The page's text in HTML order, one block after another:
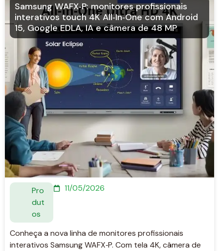
Samsung WAFX‑P: monitores profissionais
interativos touch 4K All‑In‑One com Android
15, Google EDLA, IA e câmera de 48 MP
Pro
dut
os
11/05/2026
Conheça a nova linha de monitores profissionais
interativos Samsung WAFX‑P. Com tela 4K, câmera de